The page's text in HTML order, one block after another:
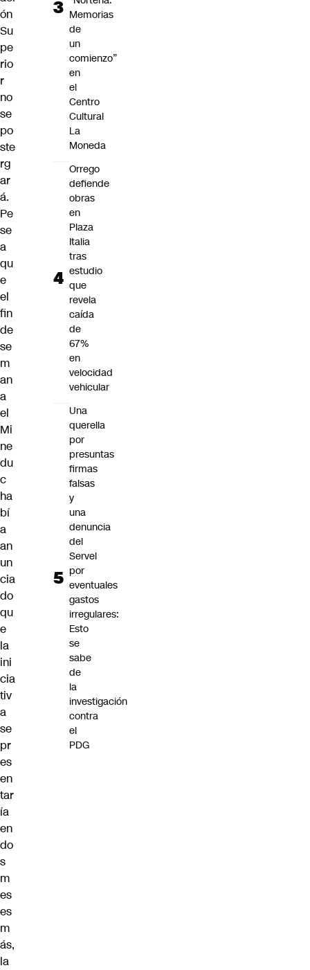
ón
Su
pe
rio
r
no
se
po
ste
rg
ar
á.
Pe
se
a
qu
e
el
fin
de
se
m
an
a
el
Mi
ne
du
c
ha
bí
a
an
un
cia
do
qu
e
la
ini
cia
tiv
a
se
pr
es
en
tar
ía
en
do
s
m
es
es
m
ás,
la
Memorias
de
un
comienzo”
en
el
Centro
Cultural
La
Moneda
Orrego
defiende
obras
en
Plaza
Italia
tras
estudio
que
revela
caída
de
67%
en
velocidad
vehicular
Una
querella
por
presuntas
firmas
falsas
y
una
denuncia
del
Servel
por
eventuales
gastos
irregulares:
Esto
se
sabe
de
la
investigación
contra
el
PDG